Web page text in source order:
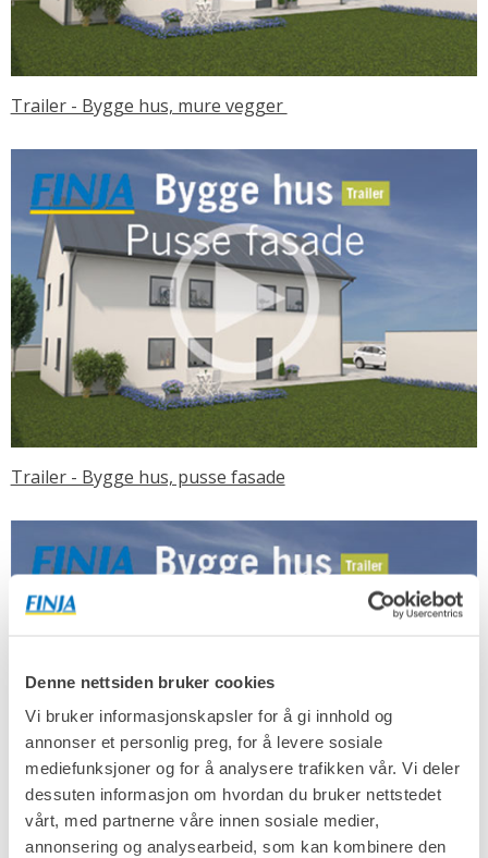
Denne nettsiden bruker cookies
Vi bruker informasjonskapsler for å gi innhold og
annonser et personlig preg, for å levere sosiale
mediefunksjoner og for å analysere trafikken vår. Vi deler
dessuten informasjon om hvordan du bruker nettstedet
vårt, med partnerne våre innen sosiale medier,
annonsering og analysearbeid, som kan kombinere den
Trailer - Bygge hus, mure vegger
Trailer - Bygge hus, pusse fasade
Trailer - Bygge hus, pusse innvendig